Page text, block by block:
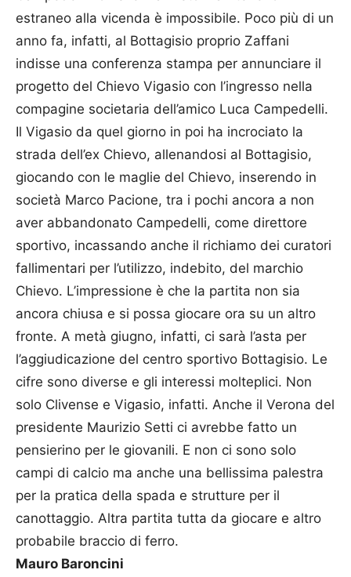
estraneo alla vicenda è impossibile. Poco più di un
anno fa, infatti, al Bottagisio proprio Zaffani
indisse una conferenza stampa per annunciare il
progetto del Chievo Vigasio con l’ingresso nella
compagine societaria dell’amico Luca Campedelli.
Il Vigasio da quel giorno in poi ha incrociato la
strada dell’ex Chievo, allenandosi al Bottagisio,
giocando con le maglie del Chievo, inserendo in
società Marco Pacione, tra i pochi ancora a non
aver abbandonato Campedelli, come direttore
sportivo, incassando anche il richiamo dei curatori
fallimentari per l’utilizzo, indebito, del marchio
Chievo. L’impressione è che la partita non sia
ancora chiusa e si possa giocare ora su un altro
fronte. A metà giugno, infatti, ci sarà l’asta per
l’aggiudicazione del centro sportivo Bottagisio. Le
cifre sono diverse e gli interessi molteplici. Non
solo Clivense e Vigasio, infatti. Anche il Verona del
presidente Maurizio Setti ci avrebbe fatto un
pensierino per le giovanili. E non ci sono solo
campi di calcio ma anche una bellissima palestra
per la pratica della spada e strutture per il
canottaggio. Altra partita tutta da giocare e altro
probabile braccio di ferro.
Mauro Baroncini